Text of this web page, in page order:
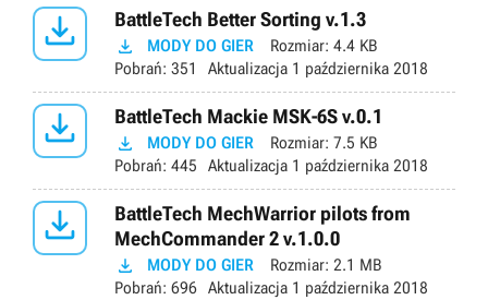
 BattleTech Better Sorting v.1.3
 MODY DO GIER Rozmiar: 4.4 KB
Pobrań: 351 Aktualizacja 1 października 2018
 BattleTech Mackie MSK-6S v.0.1
 MODY DO GIER Rozmiar: 7.5 KB
Pobrań: 445 Aktualizacja 1 października 2018

BattleTech MechWarrior pilots from
MechCommander 2 v.1.0.0
 MODY DO GIER Rozmiar: 2.1 MB
Pobrań: 696 Aktualizacja 1 października 2018